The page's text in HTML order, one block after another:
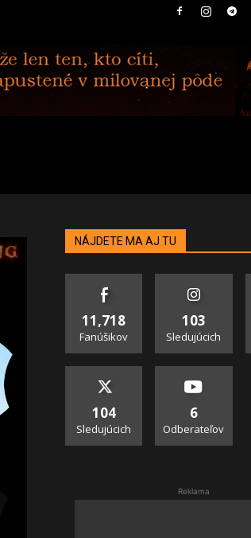
NÁJDETE MA AJ TU
11,718
Fanúšikov
103
Sledujúcich
104
Sledujúcich
6
Odberateľov
Reklama